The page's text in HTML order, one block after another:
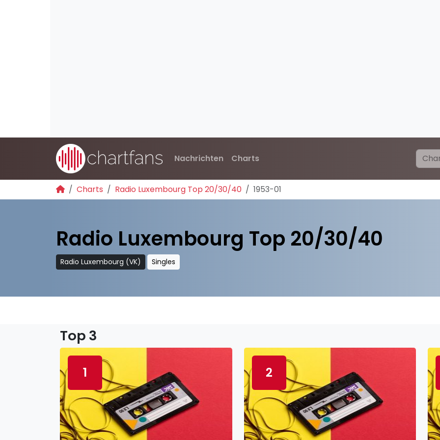
Nachrichten Charts
Charts Radio Luxembourg Top 20/30/40 1953-01
Radio Luxembourg Top 20/30/40
Radio Luxembourg (VK) Singles
Top 3
1 2